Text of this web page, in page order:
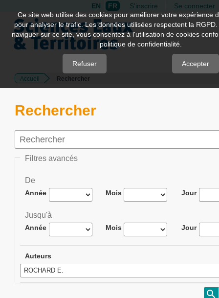
Quick
jump
page
Main
Content
EN FR S'inscrire Se connecter
Accueil Rechercher
Rechercher
Filtres avancés
De
Année Mois Jour
Jusqu'à
Année Mois Jour
Auteurs
Ce site web utilise des cookies pour améliorer votre expérience
pour analyser le trafic. Les données utilisées respectent la
naviguer sur ce site, vous consentez à l'utilisation de cookies
politique de confidentialité.
Refuser Accepter